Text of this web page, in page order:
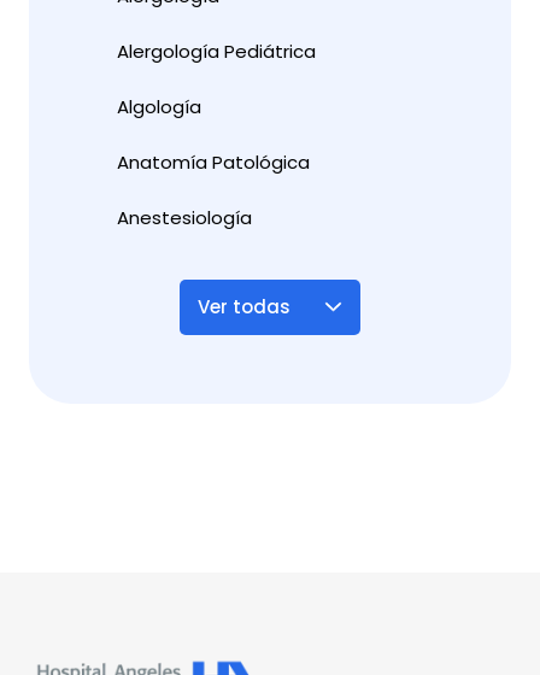
Alergología Pediátrica
Algología
Anatomía Patológica
Anestesiología
Ver todas